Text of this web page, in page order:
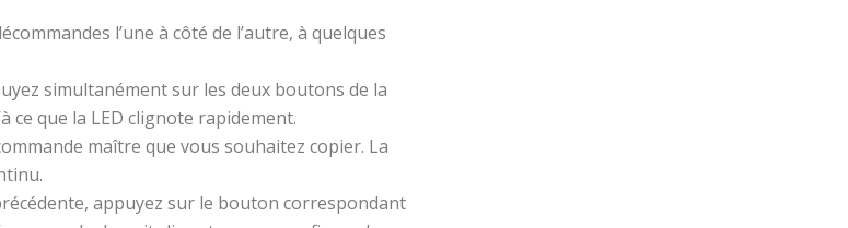
l’une à côté de l’autre, à quelques
simultanément sur les deux boutons de la
ce que la LED clignote rapidement.
maître que vous souhaitez copier. La
appuyez sur le bouton correspondant